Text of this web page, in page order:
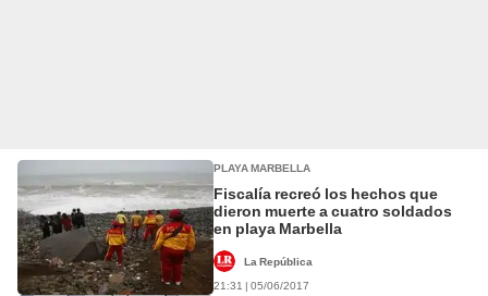
PLAYA MARBELLA
Fiscalía recreó los hechos que
dieron muerte a cuatro soldados
en playa Marbella
La República
21:31 | 05/06/2017